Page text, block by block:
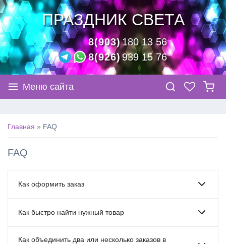
ПРАЗДНИК СВЕТА
8(903)180 13 56
8(926)939 15 76
Меню сайта
Главная FAQ
FAQ
Как оформить заказ
Как быстро найти нужный товар
Как объединить два или несколько заказов в